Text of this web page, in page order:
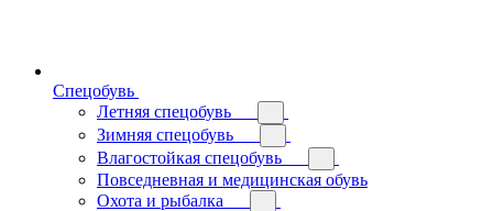
Спецобувь
Летняя спецобувь
Зимняя спецобувь
Влагостойкая спецобувь
Повседневная и медицинская обувь
Охота и рыбалка